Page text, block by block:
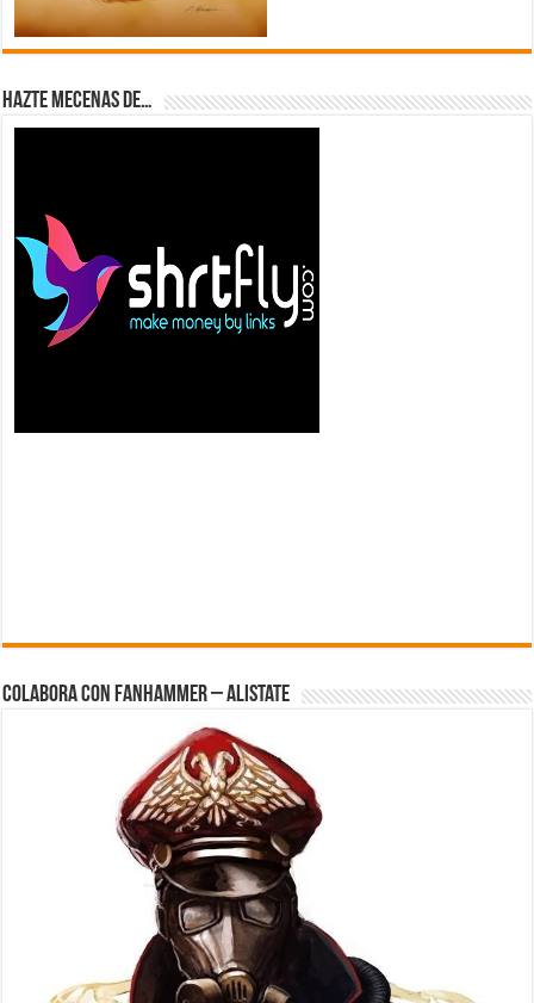
Hazte Mecenas de…
Colabora con FanHammer – Alistate